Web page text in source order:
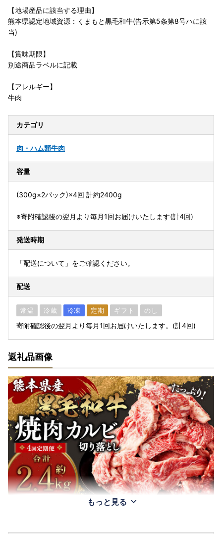
【地場産品に該当する理由】
熊本県認定地域資源：くまもと黒毛和牛(告示第5条第8号ハに該
当)
【賞味期限】
別途商品ラベルに記載
【アレルギー】
牛肉
カテゴリ
肉・ハム類牛肉
容量
(300g×2パック)×4回 計約2400g
※寄附確認後の翌月より毎月1回お届けいたします(計4回)
発送時期
「配送について」をご確認ください。
配送
常温 冷蔵 冷凍 定期 ギフト のし
寄附確認後の翌月より毎月1回お届けいたします。(計4回)
返礼品画像
もっと見る